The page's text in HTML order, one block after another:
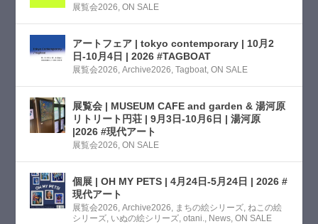
展覧会2026 ,ON SALE
アートフェア | tokyo contemporary | 10月2
日-10月4日 | 2026 #TAGBOAT
展覧会2026 ,Archive2026 ,Tagboat ,ON SALE
展覧会 | MUSEUM CAFE and garden & 湯河原
リトリート円荘 | 9月3日-10月6日 | 湯河原
|2026 #現代アート
展覧会2026 ,ON SALE
個展 | OH MY PETS | 4月24日-5月24日 | 2026 #
現代アート
展覧会2026 ,Archive2026 まちの絵シリーズ ねこの絵
シリーズ いぬの絵シリーズ ,otani. News ,ON SALE